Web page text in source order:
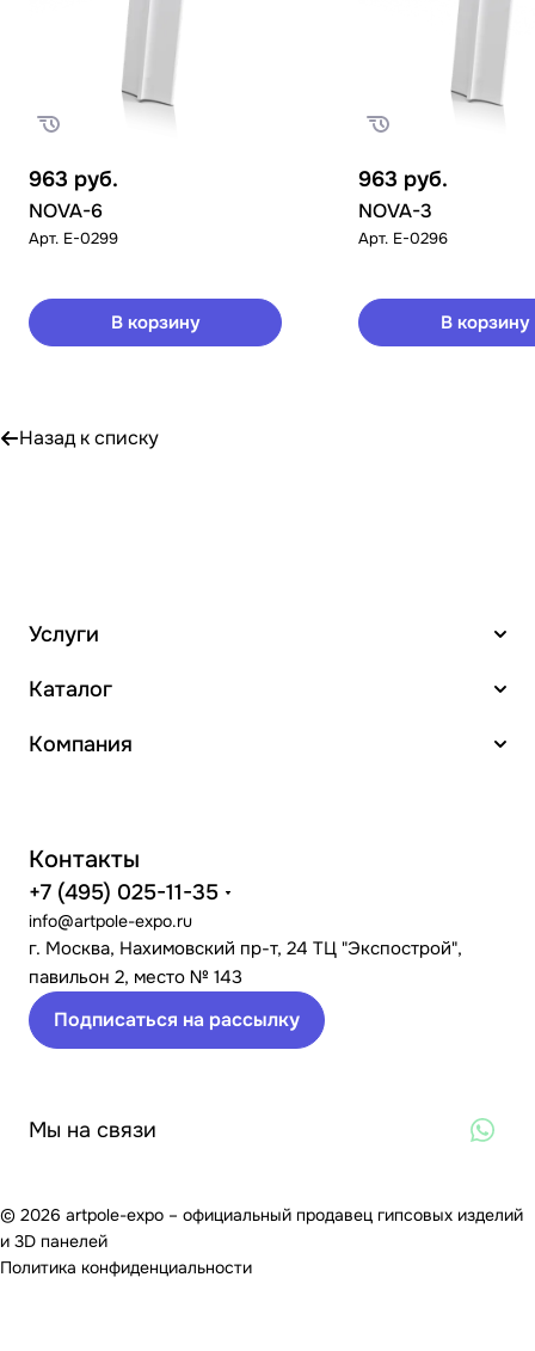
963 руб.
NOVA-6
Арт. E-0299
В корзину
963 руб.
NOVA-3
Арт. E-0296
В корзину
Назад к списку
Услуги
Каталог
Компания
Контакты
+7 (495) 025-11-35
info@artpole-expo.ru
г. Москва, Нахимовский пр-т, 24 ТЦ "Экспострой",
павильон 2, место № 143
Подписаться на рассылку
Мы на связи
© 2026 artpole-expo – официальный продавец гипсовых изделий
и 3D панелей
Политика конфиденциальности